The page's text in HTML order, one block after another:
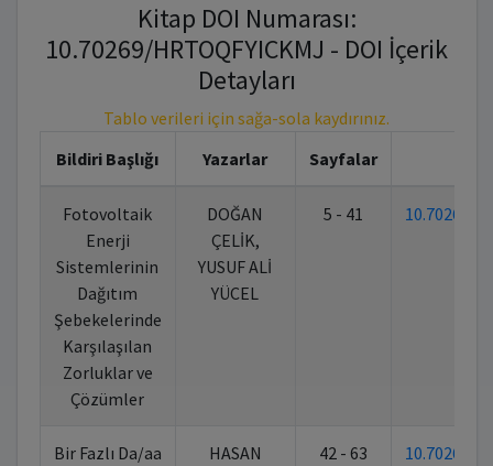
Kitap DOI Numarası:
10.70269/HRTOQFYICKMJ - DOI İçerik
Detayları
Tablo verileri için sağa-sola kaydırınız.
Bildiri Başlığı
Yazarlar Sayfalar
Fotovoltaik
Enerji
Sistemlerinin
Dağıtım
Şebekelerinde
Karşılaşılan
Zorluklar ve
Çözümler
DOĞAN
ÇELİK,
YUSUF ALİ
YÜCEL
5 - 41 10.70269/
Bir Fazlı Da/aa
HASAN
42 - 63 10.70269/